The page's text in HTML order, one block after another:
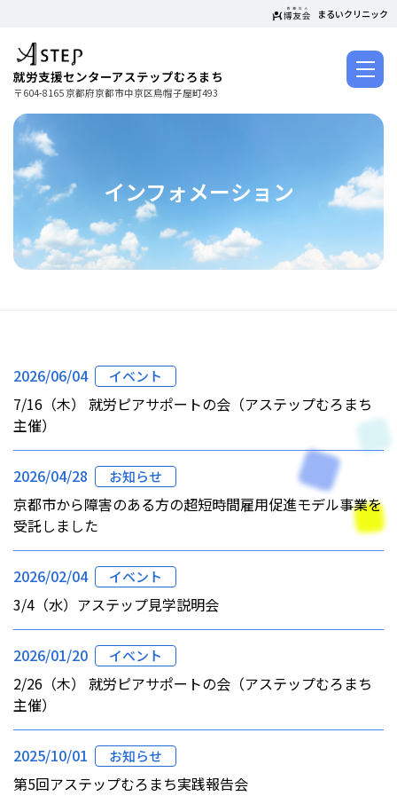
まるいクリニック
就労支援センターアステップむろまち
〒604-8165 京都府京都市中京区烏帽子屋町493
インフォメーション
2026/06/04 イベント
7/16（木） 就労ピアサポートの会（アステップむろまち
主催）
2026/04/28 お知らせ
京都市から障害のある方の超短時間雇用促進モデル事業を
受託しました
2026/02/04 イベント
3/4（水）アステップ見学説明会
2026/01/20 イベント
2/26（木） 就労ピアサポートの会（アステップむろまち
主催）
2025/10/01 お知らせ
第5回アステップむろまち実践報告会